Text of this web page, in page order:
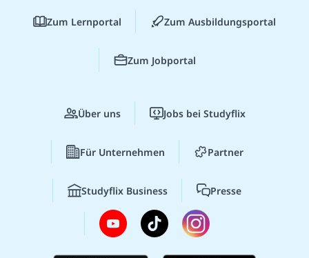
Zum Lernportal Zum Ausbildungsportal
Zum Jobportal
Über uns Jobs bei Studyflix
Für Unternehmen Partner
Studyflix Business Presse